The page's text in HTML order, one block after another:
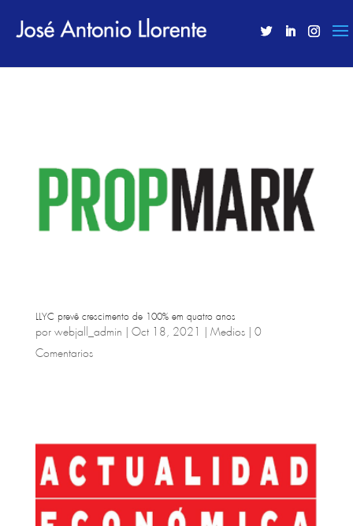
LLYC prevê crescimento de 100% em quatro anos
por webjall_admin | Oct 18, 2021 | Medios| 0
Comentarios